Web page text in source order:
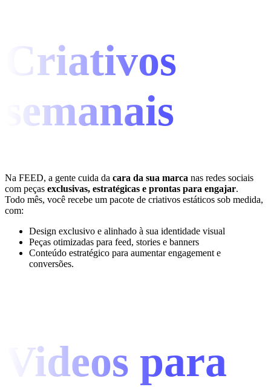
Criativos
semanais
Na FEED, a gente cuida da cara da sua marca nas redes sociais
com peças exclusivas, estratégicas e prontas para engajar.
Todo mês, você recebe um pacote de criativos estáticos sob medida,
com:
Design exclusivo e alinhado à sua identidade visual
Peças otimizadas para feed, stories e banners
Conteúdo estratégico para aumentar engagement e
conversões.
Videos para